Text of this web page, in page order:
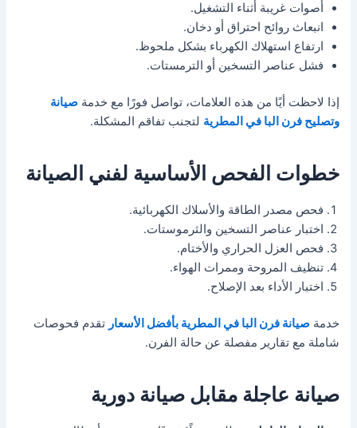
أصوات غريبة أثناء التشغيل.
انبعاث روائح احتراق أو دخان.
ارتفاع استهلاك الكهرباء بشكل ملحوظ.
فشل عناصر التسخين أو الترمستات.
إذا لاحظت أيًا من هذه العلامات، تواصل فورًا مع خدمةصيانة
وتصليح فرن البا في المطرية لتجنب تفاقم المشكلة.
خطوات الفحص الأساسية لفني الصيانة
فحص مصدر الطاقة والأسلاك الكهربائية.
اختبار عناصر التسخين والثرموستات.
فحص العزل الحراري والأختام.
تنظيف المروحة وممرات الهواء.
اختبار الأداء بعد الإصلاح.
خدمةصيانة فرن البا في المطرية بأفضل الأسعار تقدم فحوصات
شاملة مع تقارير مفصلة عن حالة الفرن.
صيانة عاجلة مقابل صيانة دورية